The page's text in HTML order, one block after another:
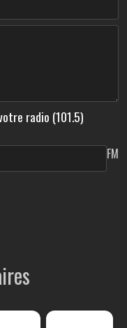
radio (101.5)
FM